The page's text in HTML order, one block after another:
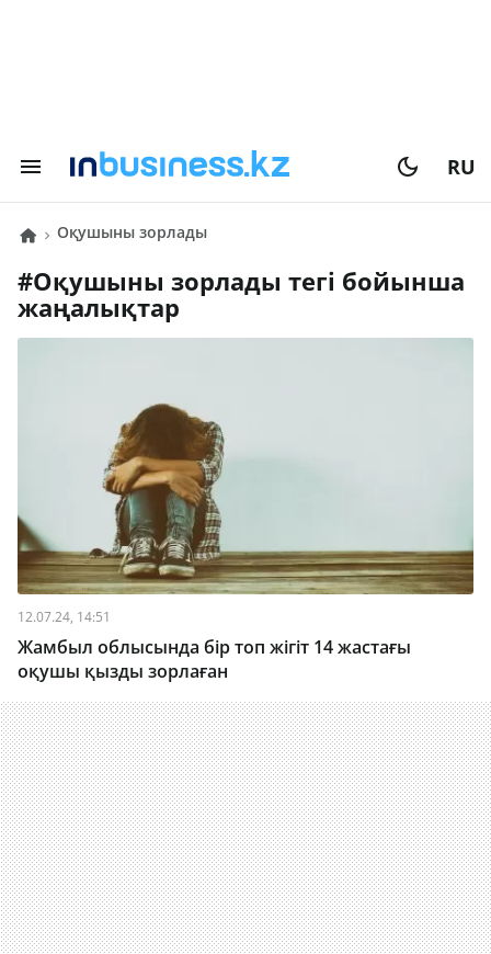
RU
оқушыны зорлады
# оқушыны зорлады тегі бойынша
жаңалықтар
12.07.24, 14:51
Жамбыл облысында бір топ жігіт 14 жастағы
оқушы қызды зорлаған